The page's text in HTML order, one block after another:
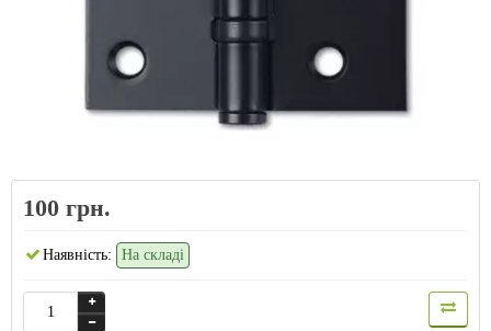
100 грн.
Наявність: На складі